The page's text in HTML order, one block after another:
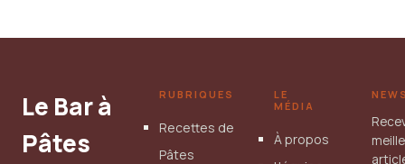
Le Bar à
Pâtes
RUBRIQUES
Recettes de
Pâtes
LE
MÉDIA
À propos